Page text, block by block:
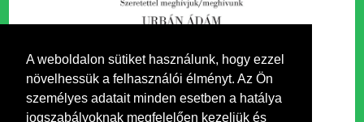
A weboldalon sütiket használunk, hogy ezzel
növelhessük a felhasználói élményt. Az Ön
személyes adatait minden esetben a hatálya
jogszabályoknak megfelelően kezeljük és